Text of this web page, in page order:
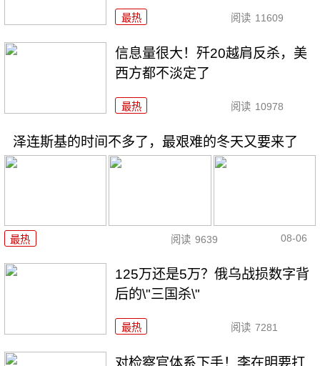
最热 阅读 11609
信息量很大！歼20越肩反杀，美
西方都不淡定了
最热 阅读 10978
泽连斯基的时间不多了，最艰难的冬天又要来了
最热 阅读 9639 08-06
125万还是5万？俄乌战损数字背
后的\"三国杀\"
最热 阅读 7281